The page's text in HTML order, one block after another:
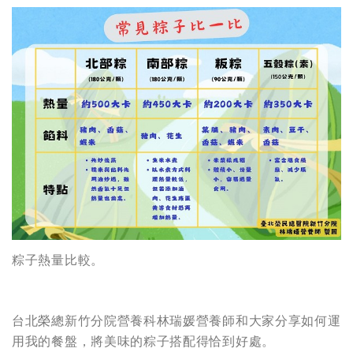
粽子熱量比較。
台北榮總新竹分院營養科林瑞媛營養師和大家分享如何運
用我的餐盤，將美味的粽子搭配得恰到好處。